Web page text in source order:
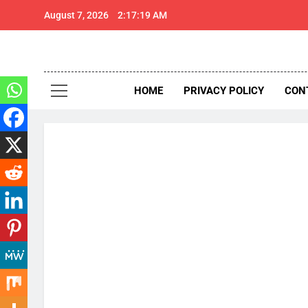
August 7, 2026 2:17:20 AM
Thar
HOME PRIVACY POLICY